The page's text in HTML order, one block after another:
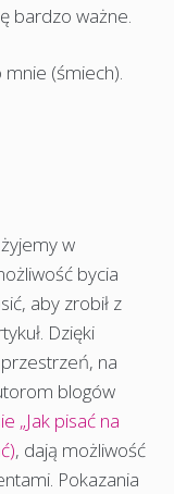
bardzo ważne.
(śmiech).
w
bycia
aby zrobił z
Dzięki
na
blogów
„Jak pisać na
, dają możliwość
Pokazania